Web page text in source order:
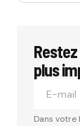
plus
Dans votre